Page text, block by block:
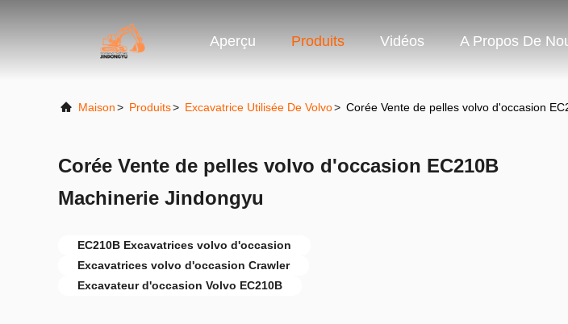
Aperçu Produits Vidéos A Propos De
Maison> Produits> Excavatrice Utilisée De Volvo> Corée Vente de pelles volvo d'occasion
Corée Vente de pelles volvo d'occasion EC210B
Machinerie Jindongyu
EC210B Excavatrices volvo d'occasion
Excavatrices volvo d'occasion Crawler
Excavateur d'occasion Volvo EC210B